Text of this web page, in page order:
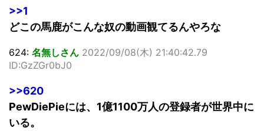
>>1
どこの馬鹿がこんな奴の動画観てるんやろな
624: 名無しさん 2022/09/08(木) 21:40:42.79
ID:GzZGr0bJ0
>>620
PewDiePieには、1億1100万人の登録者が世界中に
いる。